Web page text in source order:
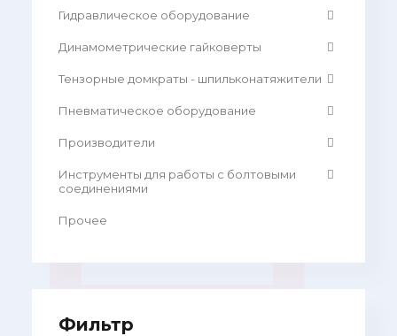
Гидравлическое оборудование
Динамометрические гайковерты
Тензорные домкраты - шпильконатяжители
Пневматическое оборудование
Производители
Инструменты для работы с болтовыми
соединениями
Прочее
Фильтр